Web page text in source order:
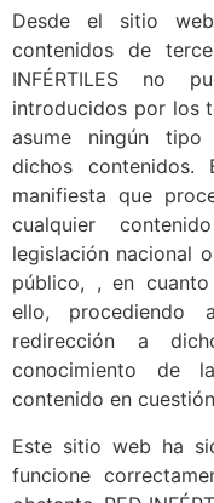
Desde el sitio
contenidos de
INFÉRTILES no
introducidos por los
asume ningún
dichos contenidos.
manifiesta que
cualquier
legislación nacional
público, , en
ello,
redirección a
conocimiento de
contenido en
Este sitio web ha
funcione